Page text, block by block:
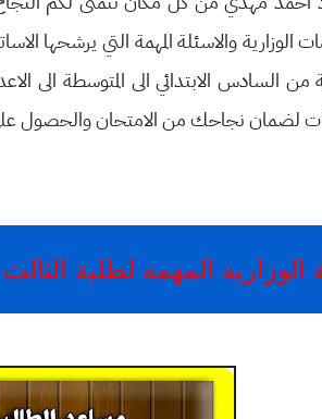
والاسئلة المهمة التي يرشحها
من السادس الابتدائي الى المتوسطة الى
لضمان نجاحك من الامتحان والحصول على
المهمه لطلبة